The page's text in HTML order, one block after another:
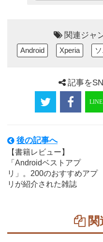
関連ジャ
Android Xperia
記事を
後の記事へ
【書籍レビュー】
「Androidベストアプ
リ」。200のおすすめアプ
リが紹介された雑誌